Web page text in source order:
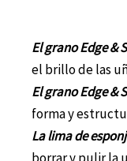
El grano Edge &
el brillo de las
El grano Edge &
forma y
La lima de